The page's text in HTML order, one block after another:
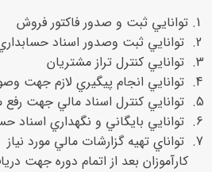
توانايي ثبت و صدور فاكتور فروش
توانايي ثبت وصدور اسناد
توانايي كنترل تراز مشتريان
توانايي انجام پيگيري لازم جهت
توانايي كنترل اسناد مالي جهت
توانايي بايگاني و نگهداري اسناد
تواناي تهيه گزارشات مالي مورد نياز
کارآموزان بعد از اتمام دوره جهت